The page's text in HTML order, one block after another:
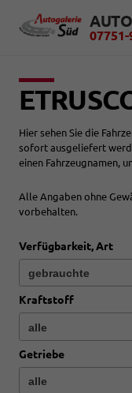
07751-
Hier sehen Sie die
sofort ausgeliefert
einen Fahrzeugnamen,
Alle Angaben ohne
vorbehalten.
Verfügbarkeit, Art
Kraftstoff
Getriebe